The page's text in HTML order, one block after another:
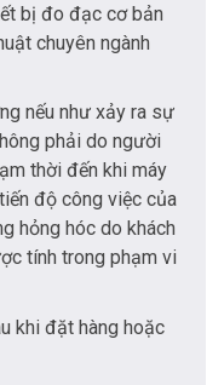
bị đo đạc cơ bản
chuyên ngành
nếu như xảy ra sự
phải do người
thời đến khi máy
độ công việc của
hỏng hóc do khách
tính trong phạm vi
khi đặt hàng hoặc